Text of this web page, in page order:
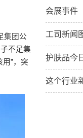
集团公
不足集
”，突
会展事件
工司新闻
护肤品今
这个行业